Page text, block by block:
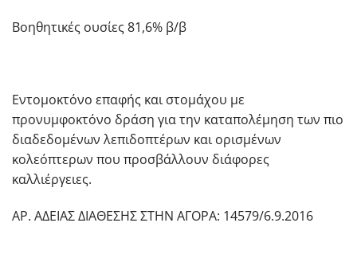
Βοηθητικές ουσίες 81,6% β/β
Εντομοκτόνο επαφής και στομάχου με
προνυμφοκτόνο δράση για την καταπολέμηση των πιο
διαδεδομένων λεπιδοπτέρων και ορισμένων
κολεόπτερων που προσβάλλουν διάφορες
καλλιέργειες.
ΑΡ. ΑΔΕΙΑΣ ΔΙΑΘΕΣΗΣ ΣΤΗΝ ΑΓΟΡΑ: 14579/6.9.2016